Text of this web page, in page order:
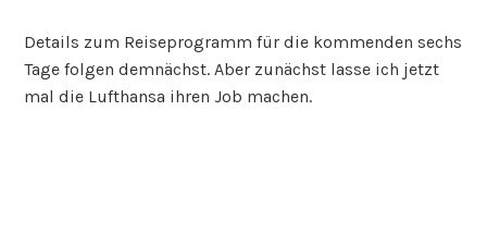
Details zum Reiseprogramm für die kommenden sechs
Tage folgen demnächst. Aber zunächst lasse ich jetzt
mal die Lufthansa ihren Job machen.